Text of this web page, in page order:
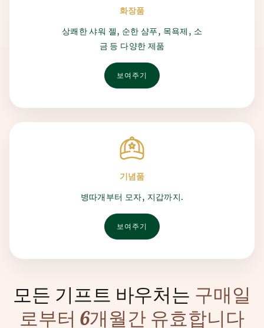
화장품
상쾌한 샤워 젤, 순한 샴푸, 목욕제, 소
금 등 다양한 제품
보여주기
기념품
병따개부터 모자, 지갑까지.
보여주기
모든 기프트 바우처는 구매일
로부터 6개월간 유효합니다